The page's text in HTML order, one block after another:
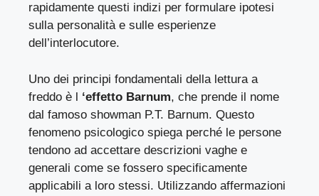
rapidamente questi indizi per formulare ipotesi
sulla personalità e sulle esperienze
dell’interlocutore.
Uno dei principi fondamentali della lettura a
freddo è l ‘effetto Barnum, che prende il nome
dal famoso showman P.T. Barnum. Questo
fenomeno psicologico spiega perché le persone
tendono ad accettare descrizioni vaghe e
generali come se fossero specificamente
applicabili a loro stessi. Utilizzando affermazioni